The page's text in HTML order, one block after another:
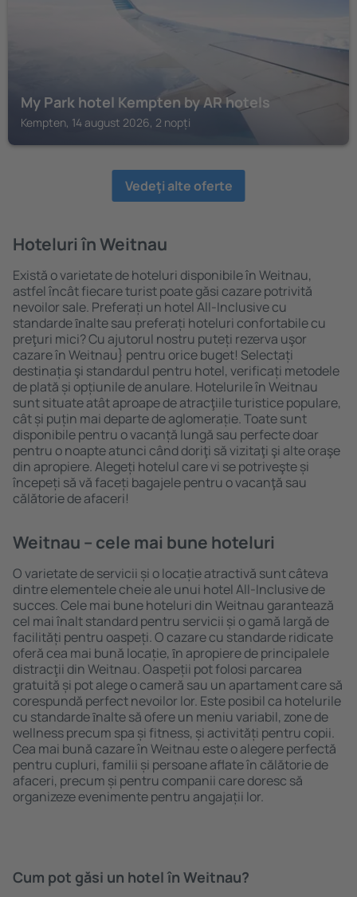
My Park hotel Kempten by AR hotels
Kempten, 14 august 2026, 2 nopți
Vedeţi alte oferte
Hoteluri în Weitnau
Există o varietate de hoteluri disponibile în Weitnau,
astfel încât fiecare turist poate găsi cazare potrivită
nevoilor sale. Preferați un hotel All-Inclusive cu
standarde ȋnalte sau preferați hoteluri confortabile cu
preţuri mici? Cu ajutorul nostru puteți rezerva uşor
cazare în Weitnau} pentru orice buget! Selectați
destinația şi standardul pentru hotel, verificați metodele
de plată și opțiunile de anulare. Hotelurile în Weitnau
sunt situate atât aproape de atracţiile turistice populare,
cât și puțin mai departe de aglomerație. Toate sunt
disponibile pentru o vacanță lungă sau perfecte doar
pentru o noapte atunci când doriţi să vizitaţi şi alte oraşe
din apropiere. Alegeți hotelul care vi se potriveşte și
începeți să vă faceți bagajele pentru o vacanţă sau
călătorie de afaceri!
Weitnau – cele mai bune hoteluri
O varietate de servicii și o locație atractivă sunt câteva
dintre elementele cheie ale unui hotel All-Inclusive de
succes. Cele mai bune hoteluri din Weitnau garantează
cel mai înalt standard pentru servicii și o gamă largă de
facilități pentru oaspeți. O cazare cu standarde ridicate
oferă cea mai bună locație, ȋn apropiere de principalele
distracţii din Weitnau. Oaspeții pot folosi parcarea
gratuită și pot alege o cameră sau un apartament care să
corespundă perfect nevoilor lor. Este posibil ca hotelurile
cu standarde ȋnalte să ofere un meniu variabil, zone de
wellness precum spa și fitness, și activități pentru copii.
Cea mai bună cazare în Weitnau este o alegere perfectă
pentru cupluri, familii și persoane aflate în călătorie de
afaceri, precum și pentru companii care doresc să
organizeze evenimente pentru angajații lor.
Cum pot găsi un hotel în Weitnau?